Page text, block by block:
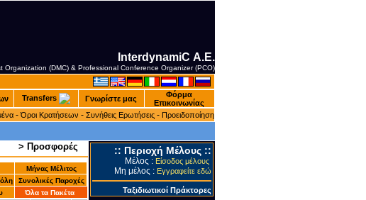
InterdynamiC Α.Ε.
Organization (DMC) & Professional Conference Organizer (PCO)
Transfers Γνωρίστε μας
Φόρμα
Επικοινωνίας
-Όροι Κρατήσεων - Συνήθεις Ερωτήσεις - Προειδοποίηση
> Προσφορές
Μήνας Mέλιτος
Συνολικές Παροχές
Όλα τα Πακέτα
:: Περιοχή Μέλους ::
Μέλος : Είσοδος μέλους
Μη μέλος : Εγγραφείτε εδώ
Ταξιδιωτικοί Πράκτορες